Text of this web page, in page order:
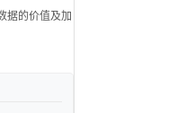
据的价值及加